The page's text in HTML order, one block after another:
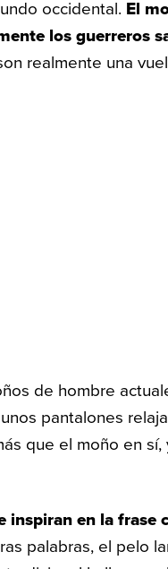
occidental. El
los guerreros
realmente una
de hombre
pantalones
que el moño en
inspiran en la
palabras, el pelo